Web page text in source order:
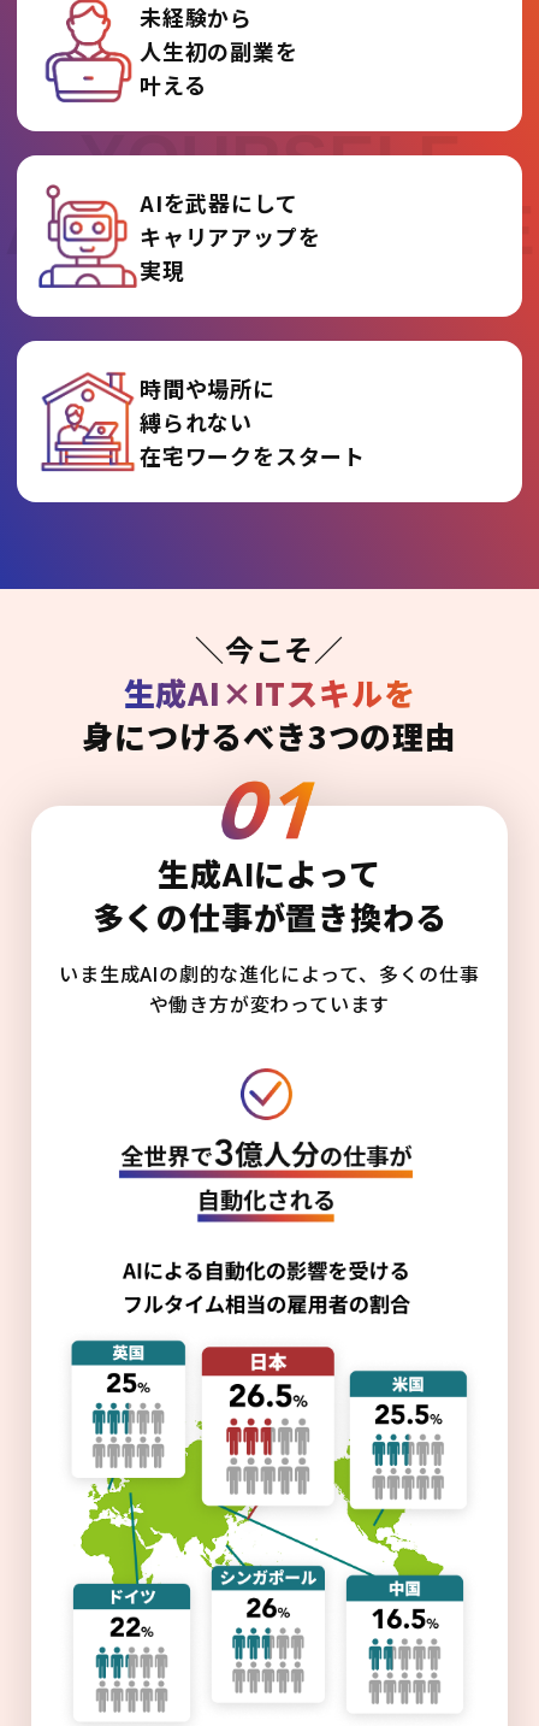
REINVENT
YOURSELF
AT AI COLLEGE
未経験から
人生初の副業を
叶える
AIを武器にして
キャリアアップを
実現
時間や場所に
縛られない
在宅ワークをスタート
＼今こそ／
生成AI×ITスキルを
身につけるべき3つの理由
生成AIによって
多くの仕事が置き換わる
いま生成AIの劇的な進化によって、多くの仕事
や働き方が変わっています